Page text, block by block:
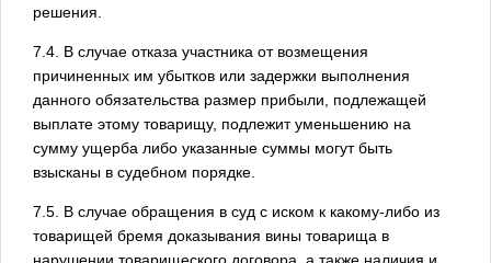
решения.
7.4. В случае отказа участника от возмещения
причиненных им убытков или задержки выполнения
данного обязательства размер прибыли, подлежащей
выплате этому товарищу, подлежит уменьшению на
сумму ущерба либо указанные суммы могут быть
взысканы в судебном порядке.
7.5. В случае обращения в суд с иском к какому-либо из
товарищей бремя доказывания вины товарища в